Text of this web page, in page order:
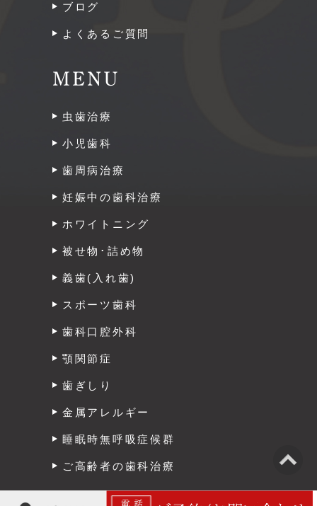
ブログ
よくあるご質問
MENU
虫歯治療
小児歯科
歯周病治療
妊娠中の歯科治療
ホワイトニング
被せ物･詰め物
義歯(入れ歯)
スポーツ歯科
歯科口腔外科
顎関節症
歯ぎしり
金属アレルギー
睡眠時無呼吸症候群
ご高齢者の歯科治療